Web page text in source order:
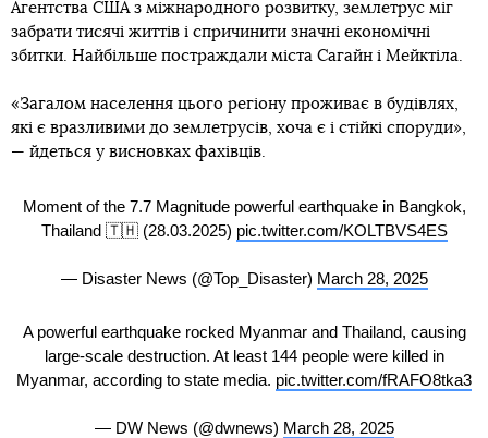
Агентства США з міжнародного розвитку, землетрус міг
забрати тисячі життів і спричинити значні економічні
збитки. Найбільше постраждали міста Сагайн і Мейктіла.
«Загалом населення цього регіону проживає в будівлях,
які є вразливими до землетрусів, хоча є і стійкі споруди»,
— йдеться у висновках фахівців.
Moment of the 7.7 Magnitude powerful earthquake in Bangkok,
Thailand 🇹🇭 (28.03.2025) pic.twitter.com/KOLTBVS4ES
— Disaster News (@Top_Disaster) March 28, 2025
A powerful earthquake rocked Myanmar and Thailand, causing
large-scale destruction. At least 144 people were killed in
Myanmar, according to state media. pic.twitter.com/fRAFO8tka3
— DW News (@dwnews) March 28, 2025